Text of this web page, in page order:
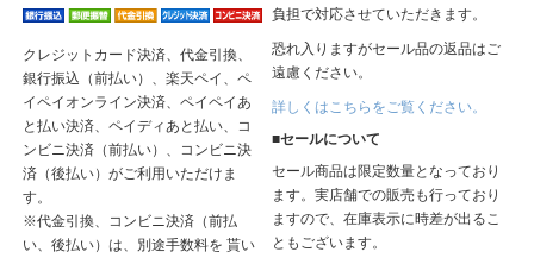
クレジットカード決済、代金引換、
銀行振込（前払い）、楽天ペイ、ペ
イペイオンライン決済、ペイペイあ
と払い決済、ペイディあと払い、コ
ンビニ決済（前払い）、コンビニ決
済（後払い）がご利用いただけま
す。
※代金引換、コンビニ決済（前払
い、後払い）は、別途手数料を 貰い
負担で対応させていただきます。
恐れ入りますがセール品の返品はご
遠慮ください。
詳しくはこちらをご覧ください。
■セールについて
セール商品は限定数量となっており
ます。実店舗での販売も行っており
ますので、在庫表示に時差が出るこ
ともございます。